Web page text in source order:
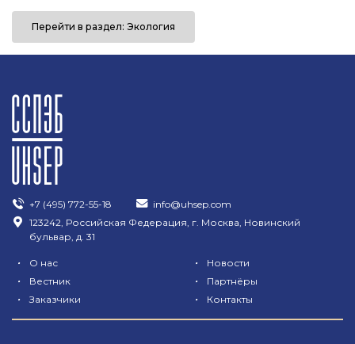
Перейти в раздел: Экология
+7 (495) 772-55-18
info@uhsep.com
123242, Российская Федерация, г. Москва, Новинский
бульвар, д. 31
• О нас • Новости
• Вестник • Партнёры
• Заказчики • Контакты